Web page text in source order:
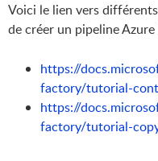
Voici le lien vers
de créer un pipeline
https://
factory/tutorial-
https://
factory/tutorial-